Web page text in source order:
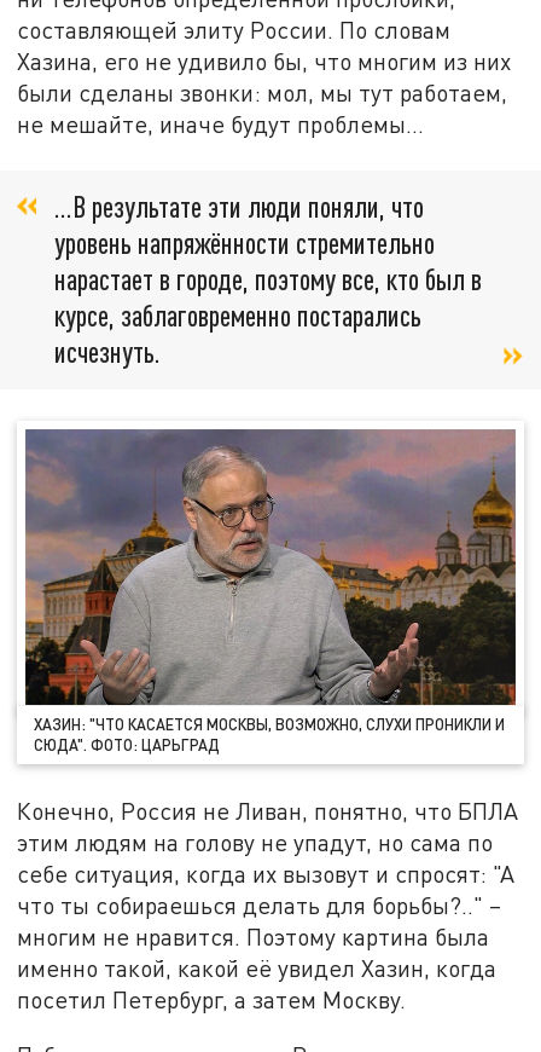
составляющей элиту России. По словам
Хазина, его не удивило бы, что многим из них
были сделаны звонки: мол, мы тут работаем,
не мешайте, иначе будут проблемы...
...В результате эти люди поняли, что
уровень напряжённости стремительно
нарастает в городе, поэтому все, кто был в
курсе, заблаговременно постарались
исчезнуть.
ХАЗИН: "ЧТО КАСАЕТСЯ МОСКВЫ, ВОЗМОЖНО, СЛУХИ ПРОНИКЛИ И
СЮДА". ФОТО: ЦАРЬГРАД
Конечно, Россия не Ливан, понятно, что БПЛА
этим людям на голову не упадут, но сама по
себе ситуация, когда их вызовут и спросят: "А
что ты собираешься делать для борьбы?.." –
многим не нравится. Поэтому картина была
именно такой, какой её увидел Хазин, когда
посетил Петербург, а затем Москву.